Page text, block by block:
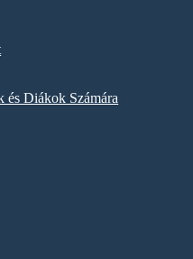
és Diákok Számára